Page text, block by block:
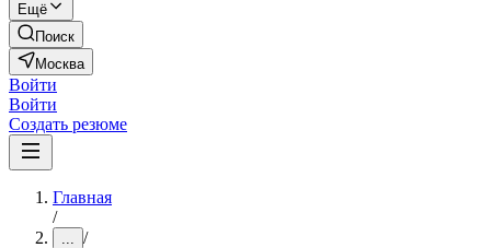
Ещё
Поиск
Москва
Войти
Войти
Создать резюме
Главная
/
... /